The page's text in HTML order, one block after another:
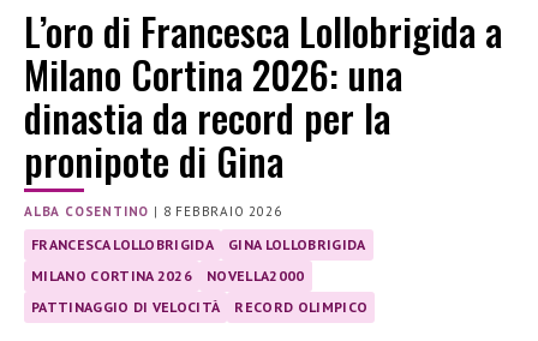
L’oro di Francesca Lollobrigida a
Milano Cortina 2026: una
dinastia da record per la
pronipote di Gina
ALBA COSENTINO | 8 FEBBRAIO 2026
FRANCESCA LOLLOBRIGIDA
GINA LOLLOBRIGIDA
MILANO CORTINA 2026
NOVELLA2000
PATTINAGGIO DI VELOCITÀ
RECORD OLIMPICO